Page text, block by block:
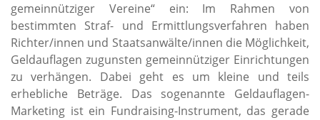
gemeinnütziger Vereine“ ein: Im Rahmen von
bestimmten Straf- und Ermittlungsverfahren haben
Richter/innen und Staatsanwälte/innen die Möglichkeit,
Geldauflagen zugunsten gemeinnütziger Einrichtungen
zu verhängen. Dabei geht es um kleine und teils
erhebliche Beträge. Das sogenannte Geldauflagen-
Marketing ist ein Fundraising-Instrument, das gerade